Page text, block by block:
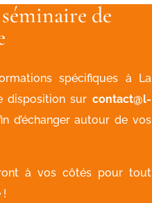
de
spécifiques à La
disposition sur contact@l-
d’échanger autour de vos
à vos côtés pour tout
!